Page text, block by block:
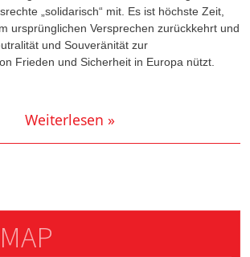
„solidarisch“ mit. Es ist höchste Zeit,
ursprünglichen Versprechen zurückkehrt und
und Souveränität zur
Frieden und Sicherheit in Europa nützt.
Weiterlesen »